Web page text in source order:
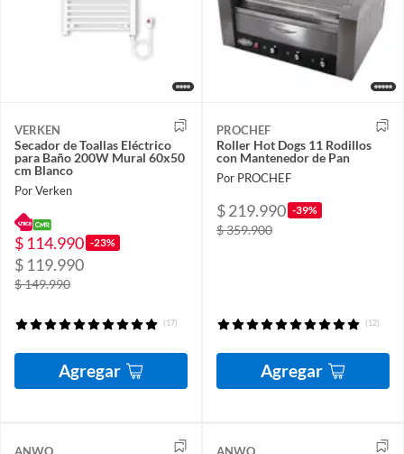
VERKEN
Secador de Toallas Eléctrico
para Baño 200W Mural 60x50
cm Blanco
Por Verken
$ 114.990 -23%
$ 119.990
$ 149.990
(17)
Agregar
PROCHEF
Roller Hot Dogs 11 Rodillos
con Mantenedor de Pan
Por PROCHEF
$ 219.990 -39%
$ 359.900
(12)
Agregar
ANWO ANWO